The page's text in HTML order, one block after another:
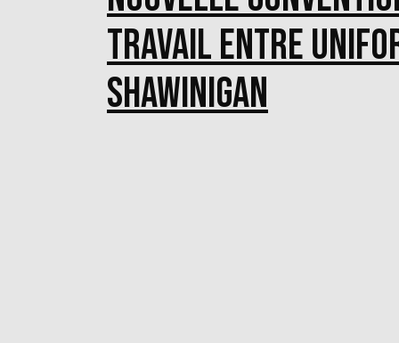
travail entre
Shawinigan